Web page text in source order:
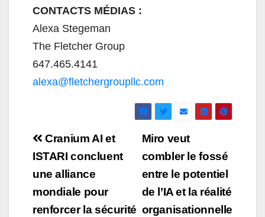
CONTACTS MÉDIAS :
Alexa Stegeman
The Fletcher Group
647.465.4141
alexa@fletchergroupllc.com
Navigation
de
l’article
Miro veut
combler le fossé
entre le potentiel
de l’IA et la réalité
organisationnelle
Cranium AI et
ISTARI concluent
une alliance
mondiale pour
renforcer la sécurité